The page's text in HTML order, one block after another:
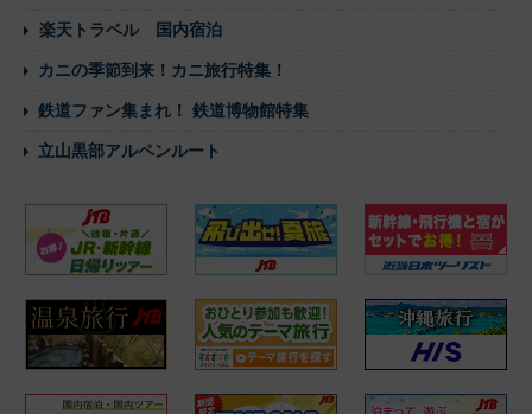
楽天トラベル 国内宿泊
カニの季節到来！カニ旅行特集！
鉄道ファン集まれ！ 鉄道博物館特集
立山黒部アルペンルート